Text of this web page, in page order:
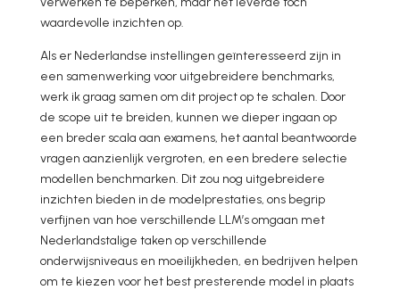
waardevolle inzichten op.
Als er Nederlandse instellingen geïnteresseerd zijn in
een samenwerking voor uitgebreidere benchmarks,
werk ik graag samen om dit project op te schalen. Door
de scope uit te breiden, kunnen we dieper ingaan op
een breder scala aan examens, het aantal beantwoorde
vragen aanzienlijk vergroten, en een bredere selectie
modellen benchmarken. Dit zou nog uitgebreidere
inzichten bieden in de modelprestaties, ons begrip
verfijnen van hoe verschillende LLM’s omgaan met
Nederlandstalige taken op verschillende
onderwijsniveaus en moeilijkheden, en bedrijven helpen
om te kiezen voor het best presterende model in plaats